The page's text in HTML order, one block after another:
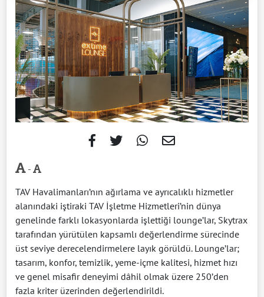
-
TAV Havalimanları’nın ağırlama ve ayrıcalıklı hizmetler
alanındaki iştiraki TAV İşletme Hizmetleri’nin dünya
genelinde farklı lokasyonlarda işlettiği lounge’lar, Skytrax
tarafından yürütülen kapsamlı değerlendirme sürecinde
üst seviye derecelendirmelere layık görüldü. Lounge’lar;
tasarım, konfor, temizlik, yeme-içme kalitesi, hizmet hızı
ve genel misafir deneyimi dâhil olmak üzere 250’den
fazla kriter üzerinden değerlendirildi.